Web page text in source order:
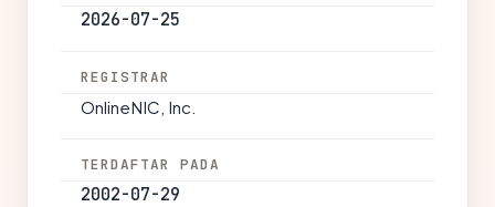
2026-07-25
REGISTRAR
OnlineNIC, Inc.
TERDAFTAR PADA
2002-07-29